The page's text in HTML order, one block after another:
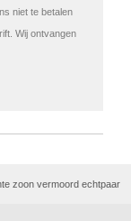
niet te betalen
Wij ontvangen
zoon vermoord echtpaar